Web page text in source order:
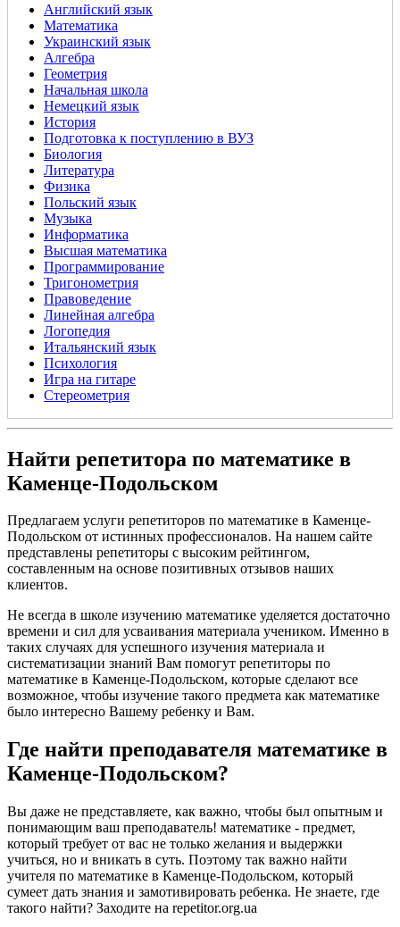
Английский язык
Математика
Украинский язык
Алгебра
Геометрия
Начальная школа
Немецкий язык
История
Подготовка к поступлению в ВУЗ
Биология
Литература
Физика
Польский язык
Музыка
Информатика
Высшая математика
Программирование
Тригонометрия
Правоведение
Линейная алгебра
Логопедия
Итальянский язык
Психология
Игра на гитаре
Стереометрия
Найти репетитора по математике в
Каменце-Подольском
Предлагаем услуги репетиторов по математике в Каменце-
Подольском от истинных профессионалов. На нашем сайте
представлены репетиторы с высоким рейтингом,
составленным на основе позитивных отзывов наших
клиентов.
Не всегда в школе изучению математике уделяется достаточно
времени и сил для усваивания материала учеником. Именно в
таких случаях для успешного изучения материала и
систематизации знаний Вам помогут репетиторы по
математике в Каменце-Подольском, которые сделают все
возможное, чтобы изучение такого предмета как математике
было интересно Вашему ребенку и Вам.
Где найти преподавателя математике в
Каменце-Подольском?
Вы даже не представляете, как важно, чтобы был опытным и
понимающим ваш преподаватель! математике - предмет,
который требует от вас не только желания и выдержки
учиться, но и вникать в суть. Поэтому так важно найти
учителя по математике в Каменце-Подольском, который
сумеет дать знания и замотивировать ребенка. Не знаете, где
такого найти? Заходите на repetitor.org.ua